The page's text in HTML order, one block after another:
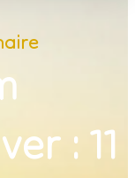
: 11